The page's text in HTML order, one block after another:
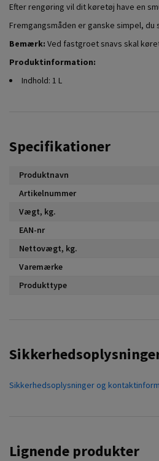
Efter rengøring vil dit køretøj have en
Fremgangsmåden er ganske simpel,
Bemærk: Ved fastgroet snavs skal
Produktinformation:
Indhold: 1 L
Specifikationer
Produktnavn
Artikelnummer
Vægt, kg.
EAN-nr
Nettovægt, kg.
Varemærke
Produkttype
Sikkerhedsoplysninger og
Lignende produkter